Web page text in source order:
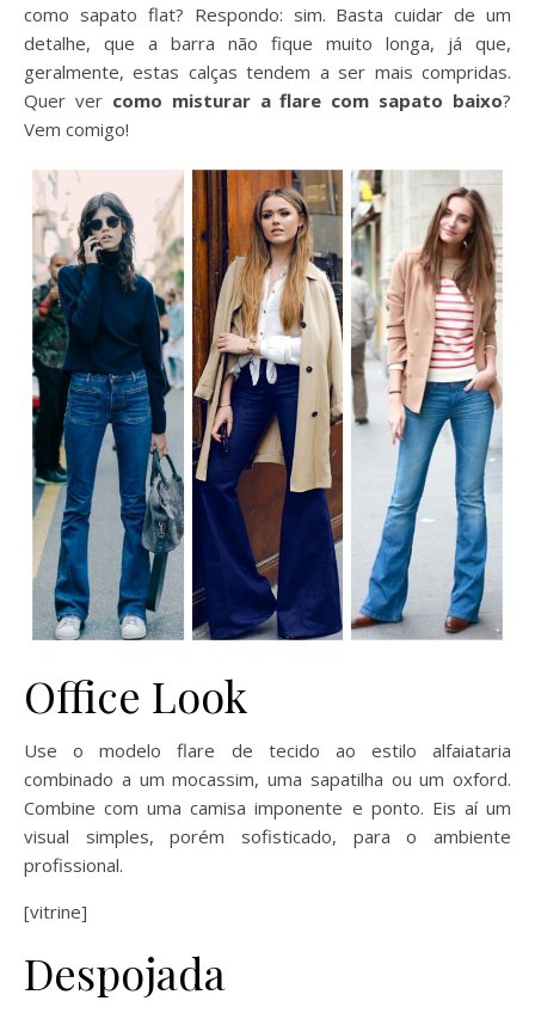
como sapato flat? Respondo: sim. Basta cuidar de um
detalhe, que a barra não fique muito longa, já que,
geralmente, estas calças tendem a ser mais compridas.
Quer ver como misturar a flare com sapato baixo?
Vem comigo!
Office Look
Use o modelo flare de tecido ao estilo alfaiataria
combinado a um mocassim, uma sapatilha ou um oxford.
Combine com uma camisa imponente e ponto. Eis aí um
visual simples, porém sofisticado, para o ambiente
profissional.
[vitrine]
Despojada